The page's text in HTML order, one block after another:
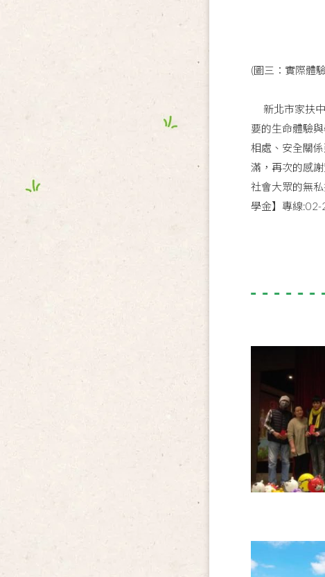
(圖三：實際體
新北市家扶中
要的生命體驗
相處、安全關
滿，再次的感
社會大眾的無
學金】專線:02-